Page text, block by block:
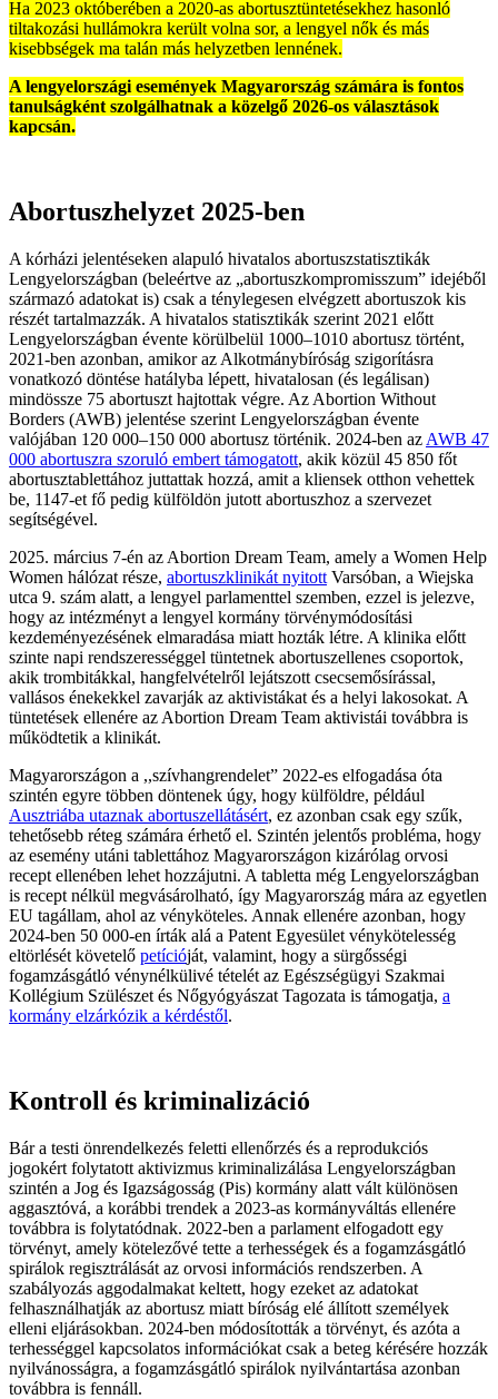
Ha 2023 októberében a 2020-as abortusztüntetésekhez hasonló
tiltakozási hullámokra került volna sor, a lengyel nők és más
kisebbségek ma talán más helyzetben lennének.
A lengyelországi események Magyarország számára is fontos
tanulságként szolgálhatnak a közelgő 2026-os választások
kapcsán.
Abortuszhelyzet 2025-ben
A kórházi jelentéseken alapuló hivatalos abortuszstatisztikák
Lengyelországban (beleértve az „abortuszkompromisszum” idejéből
származó adatokat is) csak a ténylegesen elvégzett abortuszok kis
részét tartalmazzák. A hivatalos statisztikák szerint 2021 előtt
Lengyelországban évente körülbelül 1000–1010 abortusz történt,
2021-ben azonban, amikor az Alkotmánybíróság szigorításra
vonatkozó döntése hatályba lépett, hivatalosan (és legálisan)
mindössze 75 abortuszt hajtottak végre. Az Abortion Without
Borders (AWB) jelentése szerint Lengyelországban évente
valójában 120 000–150 000 abortusz történik. 2024-ben az AWB 47
000 abortuszra szoruló embert támogatott, akik közül 45 850 főt
abortusztablettához juttattak hozzá, amit a kliensek otthon vehettek
be, 1147-et fő pedig külföldön jutott abortuszhoz a szervezet
segítségével.
2025. március 7-én az Abortion Dream Team, amely a Women Help
Women hálózat része, abortuszklinikát nyitott Varsóban, a Wiejska
utca 9. szám alatt, a lengyel parlamenttel szemben, ezzel is jelezve,
hogy az intézményt a lengyel kormány törvénymódosítási
kezdeményezésének elmaradása miatt hozták létre. A klinika előtt
szinte napi rendszerességgel tüntetnek abortuszellenes csoportok,
akik trombitákkal, hangfelvételről lejátszott csecsemősírással,
vallásos énekekkel zavarják az aktivistákat és a helyi lakosokat. A
tüntetések ellenére az Abortion Dream Team aktivistái továbbra is
működtetik a klinikát.
Magyarországon a ,,szívhangrendelet” 2022-es elfogadása óta
szintén egyre többen döntenek úgy, hogy külföldre, például
Ausztriába utaznak abortuszellátásért, ez azonban csak egy szűk,
tehetősebb réteg számára érhető el. Szintén jelentős probléma, hogy
az esemény utáni tablettához Magyarországon kizárólag orvosi
recept ellenében lehet hozzájutni. A tabletta még Lengyelországban
is recept nélkül megvásárolható, így Magyarország mára az egyetlen
EU tagállam, ahol az vényköteles. Annak ellenére azonban, hogy
2024-ben 50 000-en írták alá a Patent Egyesület vénykötelesség
eltörlését követelő petícióját, valamint, hogy a sürgősségi
fogamzásgátló vénynélkülivé tételét az Egészségügyi Szakmai
Kollégium Szülészet és Nőgyógyászat Tagozata is támogatja, a
kormány elzárkózik a kérdéstől.
Kontroll és kriminalizáció
Bár a testi önrendelkezés feletti ellenőrzés és a reprodukciós
jogokért folytatott aktivizmus kriminalizálása Lengyelországban
szintén a Jog és Igazságosság (Pis) kormány alatt vált különösen
aggasztóvá, a korábbi trendek a 2023-as kormányváltás ellenére
továbbra is folytatódnak. 2022-ben a parlament elfogadott egy
törvényt, amely kötelezővé tette a terhességek és a fogamzásgátló
spirálok regisztrálását az orvosi információs rendszerben. A
szabályozás aggodalmakat keltett, hogy ezeket az adatokat
felhasználhatják az abortusz miatt bíróság elé állított személyek
elleni eljárásokban. 2024-ben módosították a törvényt, és azóta a
terhességgel kapcsolatos információkat csak a beteg kérésére hozzák
nyilvánosságra, a fogamzásgátló spirálok nyilvántartása azonban
továbbra is fennáll.